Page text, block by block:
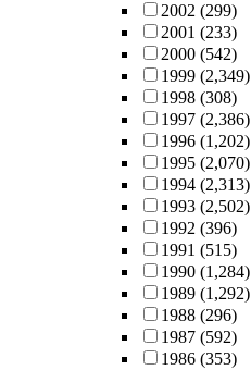
2002 (299)
2001 (233)
2000 (542)
1999 (2,349)
1998 (308)
1997 (2,386)
1996 (1,202)
1995 (2,070)
1994 (2,313)
1993 (2,502)
1992 (396)
1991 (515)
1990 (1,284)
1989 (1,292)
1988 (296)
1987 (592)
1986 (353)